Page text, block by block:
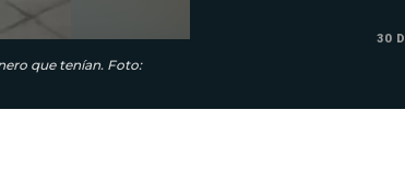
que tenían. Foto:
30